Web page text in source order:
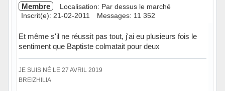
Membre
Localisation: Par dessus le marché
Inscrit(e): 21-02-2011
Messages: 11 352
Et même s'il ne réussit pas tout, j'ai eu plusieurs fois le
sentiment que Baptiste colmatait pour deux
JE SUIS NÉ LE 27 AVRIL 2019
BREIZHILIA